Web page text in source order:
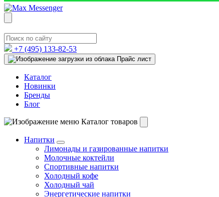
+7 (495) 133-82-53
Прайс лист
Каталог
Новинки
Бренды
Блог
Каталог товаров
Напитки
Лимонады и газированные напитки
Молочные коктейли
Спортивные напитки
Холодный кофе
Холодный чай
Энергетические напитки